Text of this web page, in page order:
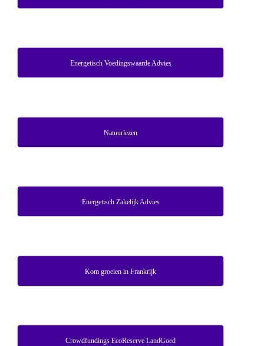
Energetisch Voedingswaarde Advies
Natuurlezen
Energetisch Zakelijk Advies
Kom groeien in Frankrijk
Crowdfundings EcoReserve LandGoed